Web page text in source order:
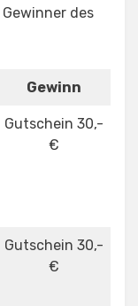
des
Gewinn
Gutschein 30,-
€
Gutschein 30,-
€